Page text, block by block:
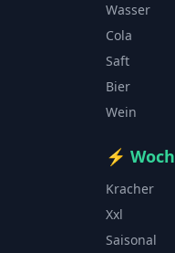
Wasser
Cola
Saft
Bier
Wein
⚡
Kracher
Xxl
Saisonal